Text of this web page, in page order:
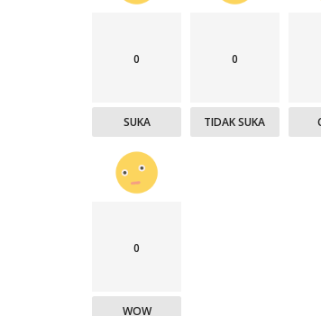
0
SUKA
0
TIDAK SUKA
0
WOW